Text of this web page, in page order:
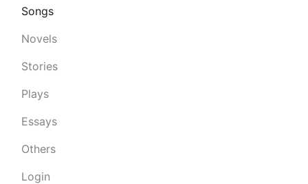
Songs
Novels
Stories
Plays
Essays
Others
Login